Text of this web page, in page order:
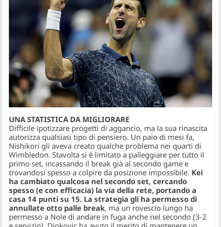
UNA STATISTICA DA MIGLIORARE
Difficile ipotizzare progetti di aggancio, ma la sua rinascita
autorizza qualsiasi tipo di pensiero. Un paio di mesi fa,
Nishikori gli aveva creato qualche problema nei quarti di
Wimbledon. Stavolta si è limitato a palleggiare per tutto il
primo set, incassando il break già al secondo game e
trovandosi spesso a colpire da posizione impossibile. Kei
ha cambiato qualcosa nel secondo set, cercando
spesso (e con efficacia) la via della rete, portando a
casa 14 punti su 15. La strategia gli ha permesso di
annullate otto palle break, ma un rovescio lungo ha
permesso a Nole di andare in fuga anche nel secondo (3-2